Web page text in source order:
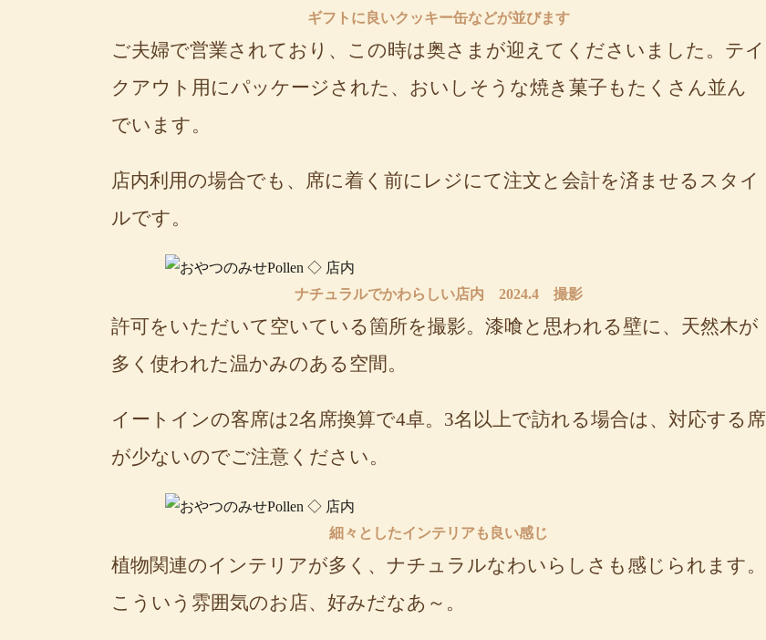
ギフトに良いクッキー缶などが並びます
ご夫婦で営業されており、この時は奥さまが迎えてくださいました。テイ
クアウト用にパッケージされた、おいしそうな焼き菓子もたくさん並ん
でいます。
店内利用の場合でも、席に着く前にレジにて注文と会計を済ませるスタイ
ルです。
ナチュラルでかわらしい店内 2024.4 撮影
許可をいただいて空いている箇所を撮影。漆喰と思われる壁に、天然木が
多く使われた温かみのある空間。
イートインの客席は2名席換算で4卓。3名以上で訪れる場合は、対応する席
が少ないのでご注意ください。
細々としたインテリアも良い感じ
植物関連のインテリアが多く、ナチュラルなわいらしさも感じられます。
こういう雰囲気のお店、好みだなあ～。